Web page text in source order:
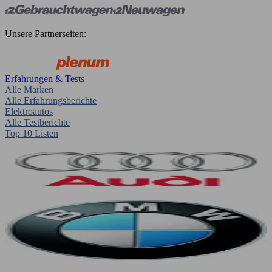
Unsere Partnerseiten:
Erfahrungen & Tests
Alle Marken
Alle Erfahrungsberichte
Elektroautos
Alle Testberichte
Top 10 Listen